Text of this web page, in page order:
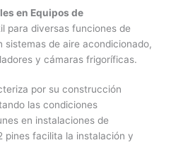
en Equipos de
para diversas funciones de
sistemas de aire acondicionado,
y cámaras frigoríficas.
por su construcción
las condiciones
en instalaciones de
pines facilita la instalación y